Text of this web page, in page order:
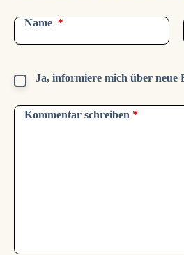
Name *
Ja, informiere mich über neue
Kommentar schreiben *